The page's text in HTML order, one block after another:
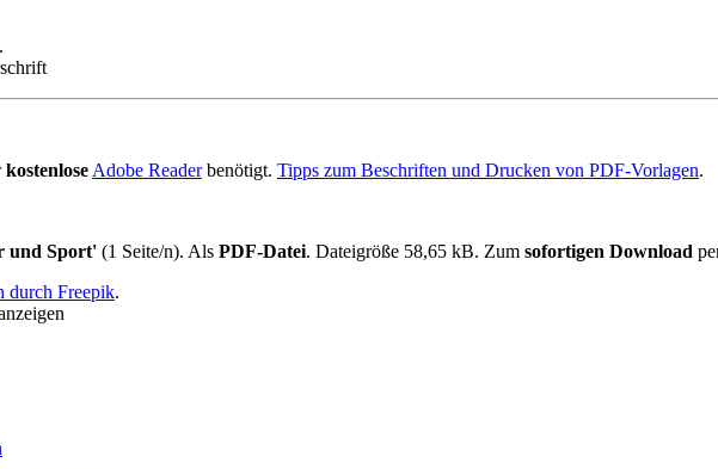
kostenlose Adobe Readerbenötigt. Tipps zum Beschriften und Drucken von PDF-Vorlagen.
und Sport' (1 Seite/n). Als PDF-Datei. Dateigröße 58,65 kB. Zum sofortigen Download
durch Freepik.